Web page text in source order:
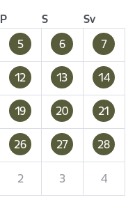
P S
Sv
5 6 7
12 13 14
19 20 21
26 27 28
2 3 4